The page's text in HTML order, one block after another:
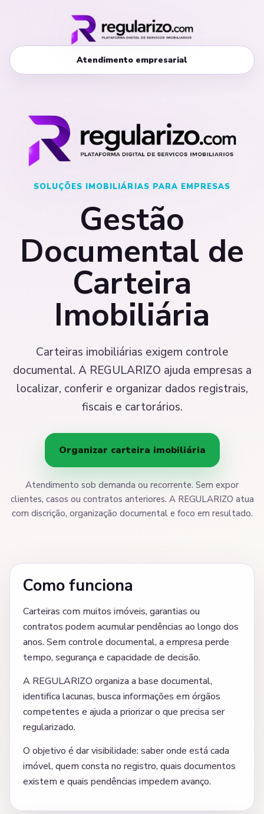
Atendimento empresarial
SOLUÇÕES IMOBILIÁRIAS PARA EMPRESAS
Gestão
Documental de
Carteira
Imobiliária
Carteiras imobiliárias exigem controle
documental. A REGULARIZO ajuda empresas a
localizar, conferir e organizar dados registrais,
fiscais e cartorários.
Organizar carteira imobiliária
Atendimento sob demanda ou recorrente. Sem expor
clientes, casos ou contratos anteriores. A REGULARIZO atua
com discrição, organização documental e foco em resultado.
Como funciona
Carteiras com muitos imóveis, garantias ou
contratos podem acumular pendências ao longo dos
anos. Sem controle documental, a empresa perde
tempo, segurança e capacidade de decisão.
A REGULARIZO organiza a base documental,
identifica lacunas, busca informações em órgãos
competentes e ajuda a priorizar o que precisa ser
regularizado.
O objetivo é dar visibilidade: saber onde está cada
imóvel, quem consta no registro, quais documentos
existem e quais pendências impedem avanço.